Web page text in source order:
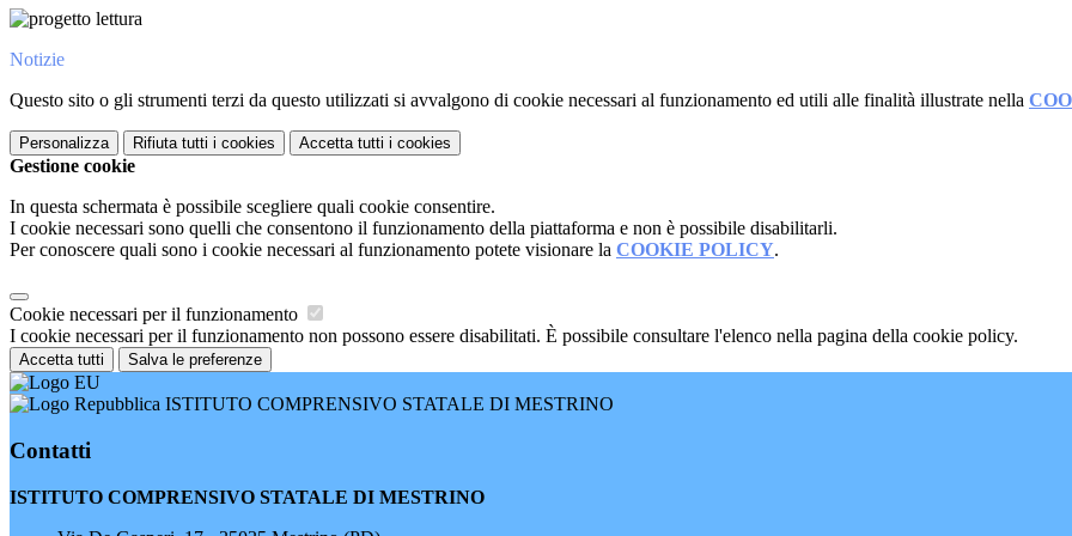
Notizie
Questo sito o gli strumenti terzi da questo utilizzati si avvalgono di cookie necessari al funzionamento ed utili alle finalità illustrate nella
Personalizza Rifiuta tutti i cookies Accetta tutti i cookies
Gestione cookie
In questa schermata è possibile scegliere quali cookie consentire.
I cookie necessari sono quelli che consentono il funzionamento della piattaforma e non è possibile disabilitarli.
Per conoscere quali sono i cookie necessari al funzionamento potete visionare la COOKIE POLICY.
Cookie necessari per il funzionamento
I cookie necessari per il funzionamento non possono essere disabilitati. È possibile consultare l'elenco nella pagina della cookie policy.
Accetta tutti Salva le preferenze
ISTITUTO COMPRENSIVO STATALE DI MESTRINO
Contatti
ISTITUTO COMPRENSIVO STATALE DI MESTRINO